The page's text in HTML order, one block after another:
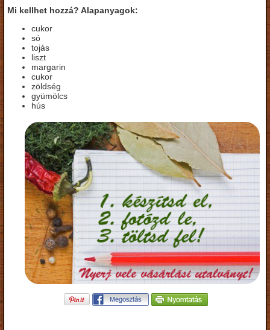
Mi kellhet hozzá? Alapanyagok:
cukor
só
tojás
liszt
margarin
cukor
zöldség
gyümölcs
hús